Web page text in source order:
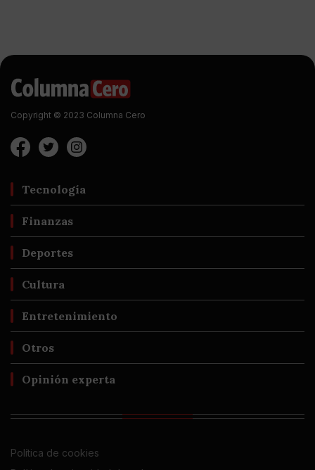
Copyright © 2023 Columna Cero
Tecnología
Finanzas
Deportes
Cultura
Entretenimiento
Otros
Opinión experta
Política de cookies